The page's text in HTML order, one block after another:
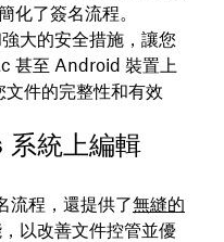
化了簽名流程。
大的安全措施，讓您
甚至 Android 裝置上
件的完整性和有效
統上編輯
流程，還提供了無縫的
以改善文件控管並優